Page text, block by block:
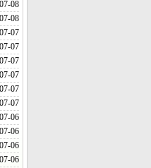
07-08
07-08
07-07
07-07
07-07
07-07
07-07
07-07
07-06
07-06
07-06
07-06